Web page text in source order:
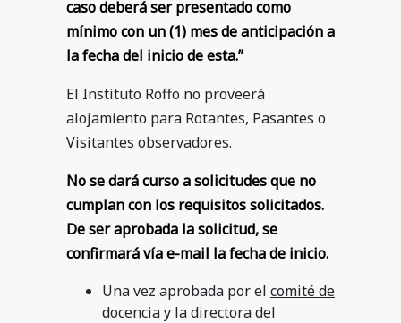
caso deberá ser presentado como
mínimo con un (1) mes de anticipación a
la fecha del inicio de esta.”
El Instituto Roffo no proveerá
alojamiento para Rotantes, Pasantes o
Visitantes observadores.
No se dará curso a solicitudes que no
cumplan con los requisitos solicitados.
De ser aprobada la solicitud, se
confirmará vía e-mail la fecha de inicio.
Una vez aprobada por el comité de
docenciay la directora del